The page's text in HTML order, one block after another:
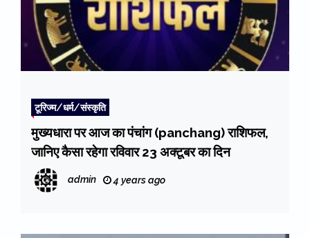
टूरिज्म/धर्म/संस्कृति
मुख्यधारा पर आज का पंचांग (panchang) राशिफल,
जानिए कैसा रहेगा रविवार 23 अक्टूबर का दिन
admin 4 years ago